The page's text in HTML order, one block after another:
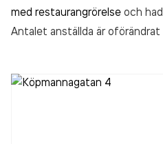
med restaurangrörelse och
Antalet anställda är
räkenskapsåret (2025).